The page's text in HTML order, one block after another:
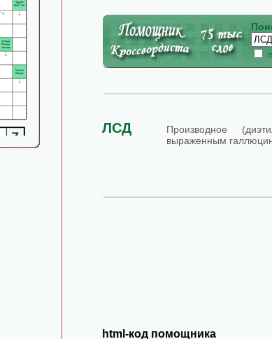
ЛСД
Производное
выраженным
html-код помощника